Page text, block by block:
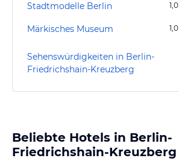
Stadtmodelle Berlin 1,0
Märkisches Museum 1,0
Sehenswürdigkeiten in Berlin-
Friedrichshain-Kreuzberg
Beliebte Hotels in Berlin-
Friedrichshain-Kreuzberg